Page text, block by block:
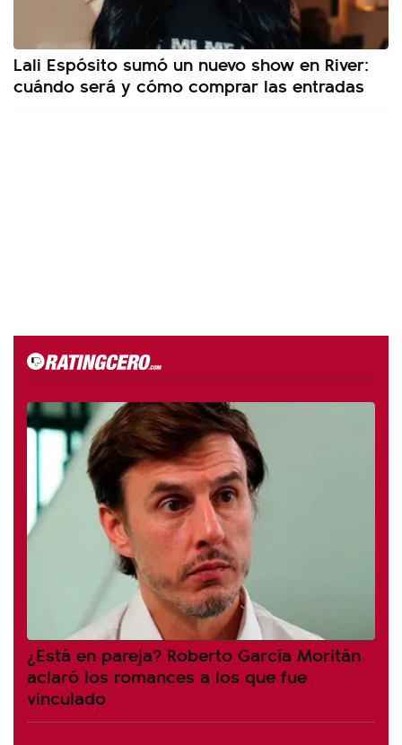
Lali Espósito sumó un nuevo show en River:
cuándo será y cómo comprar las entradas
¿Está en pareja? Roberto García Moritán
aclaró los romances a los que fue
vinculado